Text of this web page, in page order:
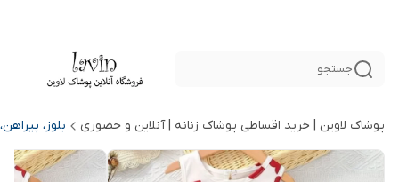
جستجو
پوشاک لاوین | خرید اقساطی پوشاک زنانه | آنلاین و حضوری بلوز،